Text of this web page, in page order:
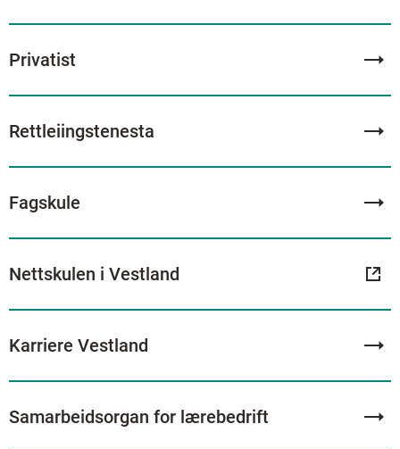
Privatist
Rettleiingstenesta
Fagskule
Nettskulen i Vestland
Karriere Vestland
Samarbeidsorgan for lærebedrift